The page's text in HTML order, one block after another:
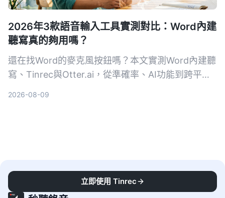
2026年3款語音輸入工具實測對比：Word內建
聽寫真的夠用嗎？
還在找Word的麥克風按鈕嗎？本文實測Word內建聽
寫、Tinrec與Otter.ai，從準確率、AI功能到跨平台
2026-08-09
立即使用 Tinrec